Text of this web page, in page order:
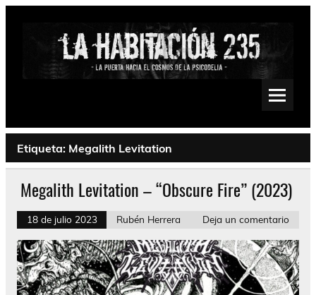
Saltar
Psychedelic, Stoner, Doom, Sludge, Fuzz, Space, Drone
Etiqueta: Megalith Levitation
Megalith Levitation – “Obscure Fire” (2023)
18 de julio 2023 Rubén Herrera Deja un comentario